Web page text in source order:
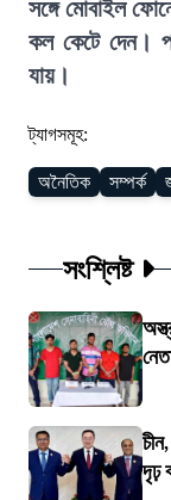
সঙ্গে মোবাইল
কল কেটে দেন।
যায়।
ট্যাগসমূহ:
অনৈতিক সম্পর্ক
সংশ্লিষ্ট
দৃঢ়